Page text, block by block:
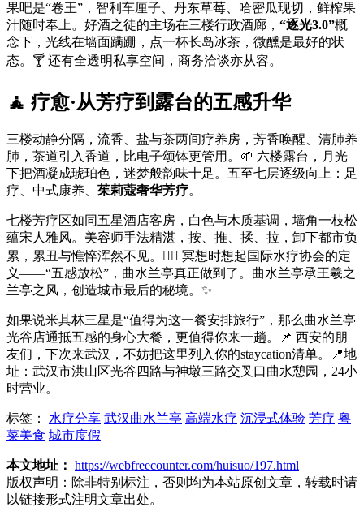
果吧是“卷王”，智利车厘子、丹东草莓、哈密瓜现切，鲜榨果
汁随时奉上。好酒之徒的主场在三楼行政酒廊， “逐光3.0”概
念下，光线在墙面蹒跚，点一杯长岛冰茶，微醺是最好的状
态。🍸 还有全透明私享空间，商务洽谈亦从容。
🧘 疗愈·从芳疗到露台的五感升华
三楼动静分隔，流香、盐与茶两间疗养房，芳香唤醒、清肺养
肺，茶道引入香道，比电子颂钵更管用。🌱 六楼露台，月光
下把酒凝成琥珀色，迷梦般韵味十足。五至七层逐级向上：足
疗、中式康养、 茱莉蔻奢华芳疗。
七楼芳疗区如同五星酒店客房，白色与木质基调，墙角一枝松
蕴宋人雅风。美容师手法精湛，按、推、揉、拉，卸下都市负
累，累丑与憔悴浑然不见。💆‍♀️ 冥想时想起国际水疗协会的定
义——“五感放松”，曲水兰亭真正做到了。曲水兰亭承王羲之
兰亭之风，创造城市最后的秘境。✨
如果说米其林三星是“值得为这一餐安排旅行”，那么曲水兰亭
光谷店通抵五感的身心大餐，更值得你来一趟。📌 西安的朋
友们，下次来武汉，不妨把这里列入你的staycation清单。📍地
址：武汉市洪山区光谷四路与神墩三路交叉口曲水憩园，24小
时营业。
标签： 水疗分享 武汉曲水兰亭 高端水疗 沉浸式体验 芳疗 粤
菜美食 城市度假
本文地址： https://webfreecounter.com/huisuo/197.html
版权声明： 除非特别标注，否则均为本站原创文章，转载时请
以链接形式注明文章出处。